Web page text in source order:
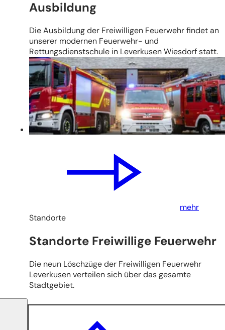
Ausbildung
Die Ausbildung der Freiwilligen Feuerwehr findet an
unserer modernen Feuerwehr- und
Rettungsdienstschule in Leverkusen Wiesdorf statt.
mehr
Standorte
Standorte Freiwillige Feuerwehr
Die neun Löschzüge der Freiwilligen Feuerwehr
Leverkusen verteilen sich über das gesamte
Stadtgebiet.